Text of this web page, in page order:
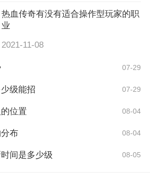
热血传奇有没有适合操作型玩家的职
业
2021-11-08
07-29
级能招 07-29
位置 08-04
布 08-04
间是多少级 08-05